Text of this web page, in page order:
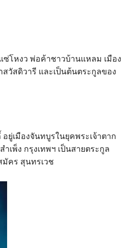
โหงว พ่อค้าชาวบ้านแหลม เมือง
สวัสดิวารี และเป็นต้นตระกูลของ
ยู่เมืองจันทบูรในยุคพระเจ้าตาก
เพ็ง กรุงเทพฯ เป็นสายตระกูล
คร สุนทรเวช